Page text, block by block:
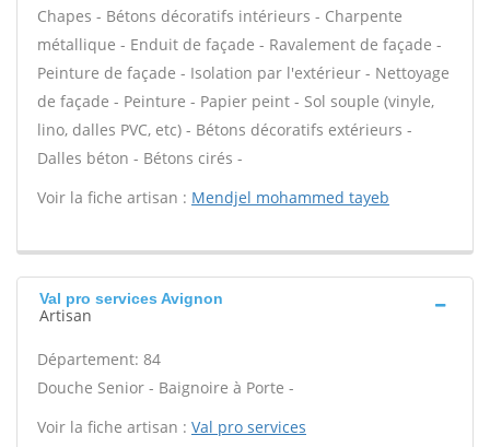
Chapes - Bétons décoratifs intérieurs - Charpente
métallique - Enduit de façade - Ravalement de façade -
Peinture de façade - Isolation par l'extérieur - Nettoyage
de façade - Peinture - Papier peint - Sol souple (vinyle,
lino, dalles PVC, etc) - Bétons décoratifs extérieurs -
Dalles béton - Bétons cirés -
Voir la fiche artisan : Mendjel mohammed tayeb
Val pro services Avignon
Artisan
Département: 84
Douche Senior - Baignoire à Porte -
Voir la fiche artisan : Val pro services